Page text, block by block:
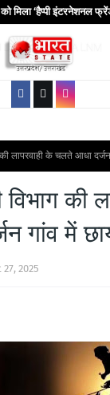
मिला ‘हैप्पी इंटरनेशनल
लापरवाही के चलते आधा
की
गांव में
2025
धर्मेंद्र